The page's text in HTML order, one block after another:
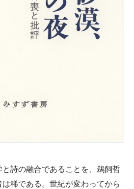
詩の融合であることを、鵜飼哲
稀である。世紀が変わってから